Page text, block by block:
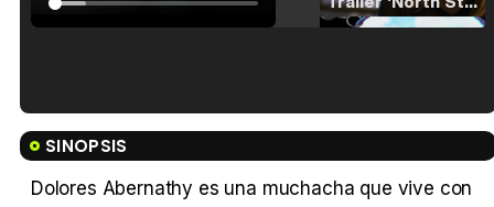
Tráiler en español de 'La isla olvidada'
SINOPSIS
Dolores Abernathy es una muchacha que vive con